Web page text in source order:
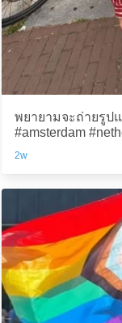
พยายามจะถ่ายรูป
#amsterdam
2w